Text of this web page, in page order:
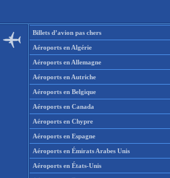
Billets d’avion pas chers
Aéroports en Algérie
Aéroports en Allemagne
Aéroports en Autriche
Aéroports en Belgique
Aéroports en Canada
Aéroports en Chypre
Aéroports en Espagne
Aéroports en Émirats Arabes Unis
Aéroports en États-Unis